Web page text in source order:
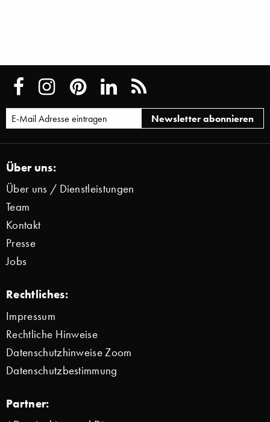
Über uns:
Über uns / Dienstleistungen
Team
Kontakt
Presse
Jobs
Rechtliches:
Impressum
Rechtliche Hinweise
Datenschutzhinweise Zoom
Datenschutzbestimmung
Partner: